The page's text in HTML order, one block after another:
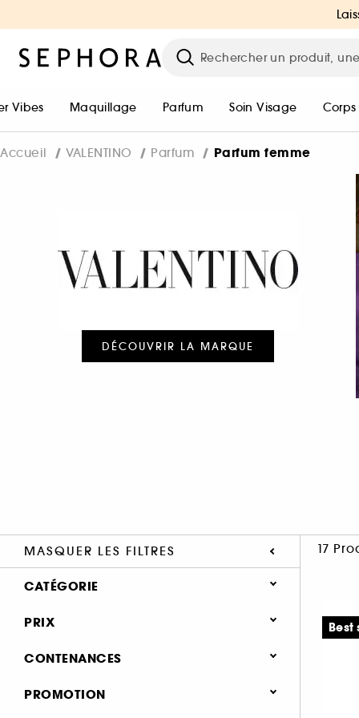
Vibes Maquillage Parfum Soin Visage Corps
Accueil VALENTINO Parfum Parfum femme
DÉCOUVRIR LA MARQUE
MASQUER LES FILTRES 17
CATÉGORIE
Parfum
Eau de parfum (13)
Parfum cheveux (3)
PRIX
CONTENANCES
51 - 100 ml (13)
PROMOTION
Best